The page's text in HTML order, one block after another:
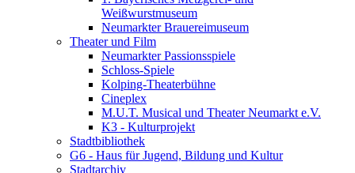
Weißwurstmuseum
Neumarkter Brauereimuseum
Theater und Film
Neumarkter Passionsspiele
Schloss-Spiele
Kolping-Theaterbühne
Cineplex
M.U.T. Musical und Theater Neumarkt e.V.
K3 - Kulturprojekt
Stadtbibliothek
G6 - Haus für Jugend, Bildung und Kultur
Stadtarchiv